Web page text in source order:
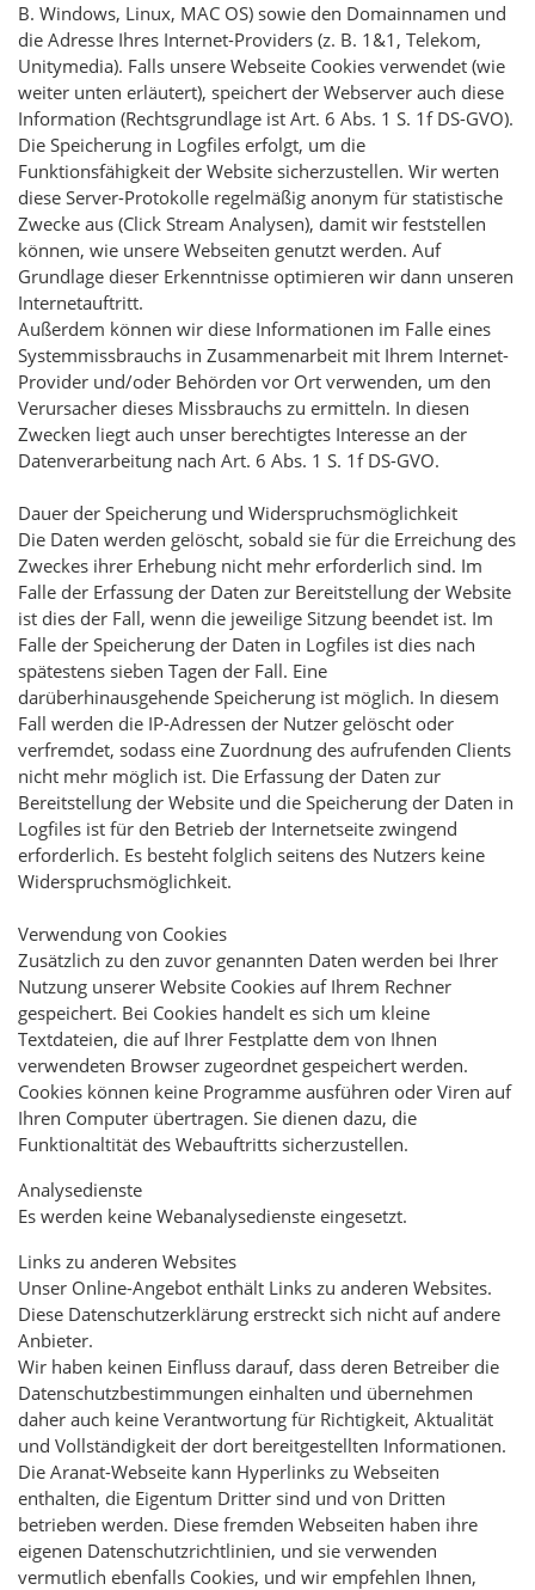
B. Windows, Linux, MAC OS) sowie den Domainnamen und
die Adresse Ihres Internet-Providers (z. B. 1&1, Telekom,
Unitymedia). Falls unsere Webseite Cookies verwendet (wie
weiter unten erläutert), speichert der Webserver auch diese
Information (Rechtsgrundlage ist Art. 6 Abs. 1 S. 1f DS-GVO).
Die Speicherung in Logfiles erfolgt, um die
Funktionsfähigkeit der Website sicherzustellen. Wir werten
diese Server-Protokolle regelmäßig anonym für statistische
Zwecke aus (Click Stream Analysen), damit wir feststellen
können, wie unsere Webseiten genutzt werden. Auf
Grundlage dieser Erkenntnisse optimieren wir dann unseren
Internetauftritt.
Außerdem können wir diese Informationen im Falle eines
Systemmissbrauchs in Zusammenarbeit mit Ihrem Internet-
Provider und/oder Behörden vor Ort verwenden, um den
Verursacher dieses Missbrauchs zu ermitteln. In diesen
Zwecken liegt auch unser berechtigtes Interesse an der
Datenverarbeitung nach Art. 6 Abs. 1 S. 1f DS-GVO.
Dauer der Speicherung und Widerspruchsmöglichkeit
Die Daten werden gelöscht, sobald sie für die Erreichung des
Zweckes ihrer Erhebung nicht mehr erforderlich sind. Im
Falle der Erfassung der Daten zur Bereitstellung der Website
ist dies der Fall, wenn die jeweilige Sitzung beendet ist. Im
Falle der Speicherung der Daten in Logfiles ist dies nach
spätestens sieben Tagen der Fall. Eine
darüberhinausgehende Speicherung ist möglich. In diesem
Fall werden die IP-Adressen der Nutzer gelöscht oder
verfremdet, sodass eine Zuordnung des aufrufenden Clients
nicht mehr möglich ist. Die Erfassung der Daten zur
Bereitstellung der Website und die Speicherung der Daten in
Logfiles ist für den Betrieb der Internetseite zwingend
erforderlich. Es besteht folglich seitens des Nutzers keine
Widerspruchsmöglichkeit.
Verwendung von Cookies
Zusätzlich zu den zuvor genannten Daten werden bei Ihrer
Nutzung unserer Website Cookies auf Ihrem Rechner
gespeichert. Bei Cookies handelt es sich um kleine
Textdateien, die auf Ihrer Festplatte dem von Ihnen
verwendeten Browser zugeordnet gespeichert werden.
Cookies können keine Programme ausführen oder Viren auf
Ihren Computer übertragen. Sie dienen dazu, die
Funktionaltität des Webauftritts sicherzustellen.
Analysedienste
Es werden keine Webanalysedienste eingesetzt.
Links zu anderen Websites
Unser Online-Angebot enthält Links zu anderen Websites.
Diese Datenschutzerklärung erstreckt sich nicht auf andere
Anbieter.
Wir haben keinen Einfluss darauf, dass deren Betreiber die
Datenschutzbestimmungen einhalten und übernehmen
daher auch keine Verantwortung für Richtigkeit, Aktualität
und Vollständigkeit der dort bereitgestellten Informationen.
Die Aranat-Webseite kann Hyperlinks zu Webseiten
enthalten, die Eigentum Dritter sind und von Dritten
betrieben werden. Diese fremden Webseiten haben ihre
eigenen Datenschutzrichtlinien, und sie verwenden
vermutlich ebenfalls Cookies, und wir empfehlen Ihnen,